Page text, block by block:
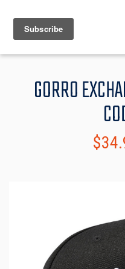
MENU
GORRO